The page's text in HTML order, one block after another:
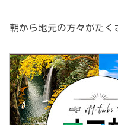
朝から地元の方々がたく